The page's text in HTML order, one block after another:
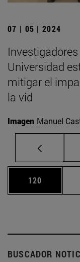
07 | 05 | 2024
Universidad
mitigar el
la vid
Imagen Manuel
Página
120
BUSCADOR